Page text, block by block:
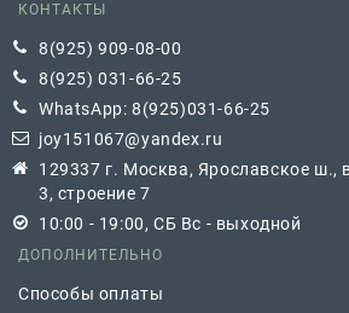
КОНТАКТЫ
8(925) 909-08-00
8(925) 031-66-25
WhatsApp: 8(925)031-66-25
joy151067@yandex.ru
129337 г. Москва, Ярославское ш.,
3, строение 7
10:00 - 19:00, СБ Вс - выходной
ДОПОЛНИТЕЛЬНО
Способы оплаты